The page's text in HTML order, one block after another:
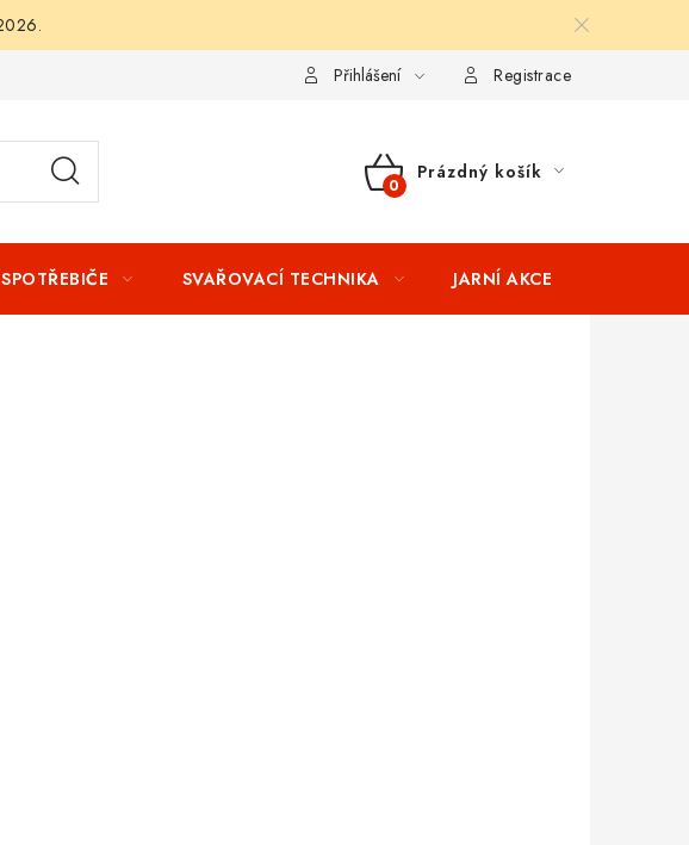
Splátkový prodej Tabulka velikostí oblečení
Přihlášení Registrace
NÁKUPNÍ
Prázdný košík
SVAŘOVACÍ TECHNIKA JARNÍ AKCE